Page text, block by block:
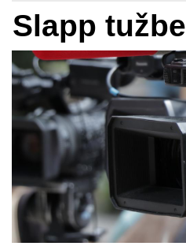
Slapp tužbe